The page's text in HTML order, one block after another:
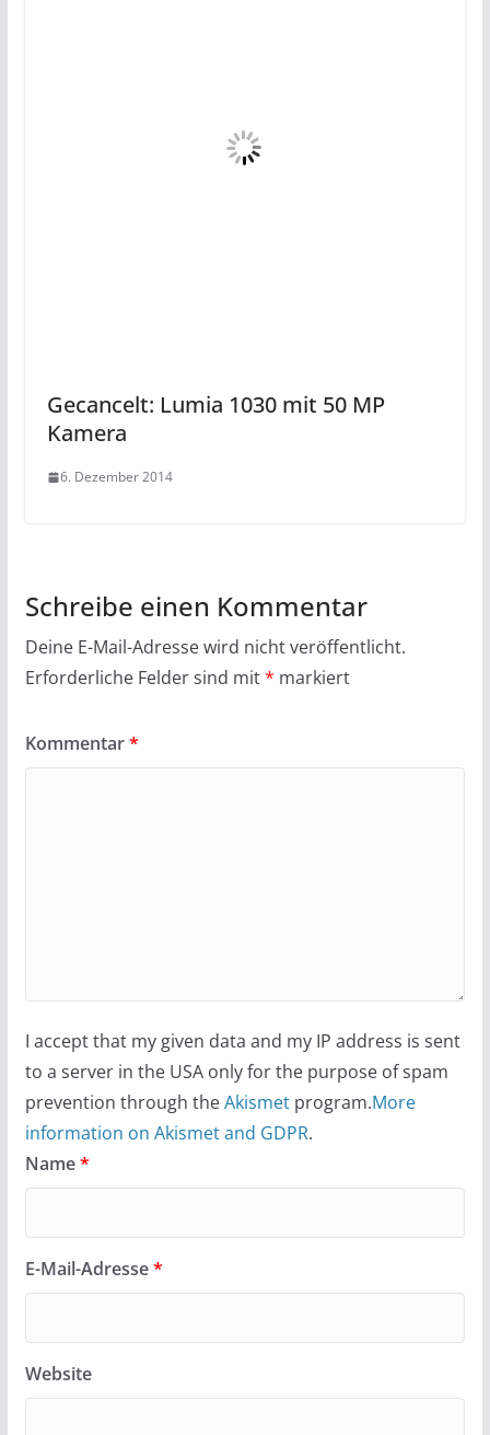
Gecancelt: Lumia 1030 mit 50 MP
Kamera
6. Dezember 2014
Schreibe einen Kommentar
Deine E-Mail-Adresse wird nicht veröffentlicht.
Erforderliche Felder sind mit* markiert
Kommentar*
I accept that my given data and my IP address is sent
to a server in the USA only for the purpose of spam
prevention through theAkismetprogram.More
information on Akismet and GDPR.
Name*
E-Mail-Adresse*
Website